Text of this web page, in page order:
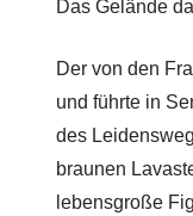
Das Gelände
Der von den
und führte in
des
braunen
lebensgroße